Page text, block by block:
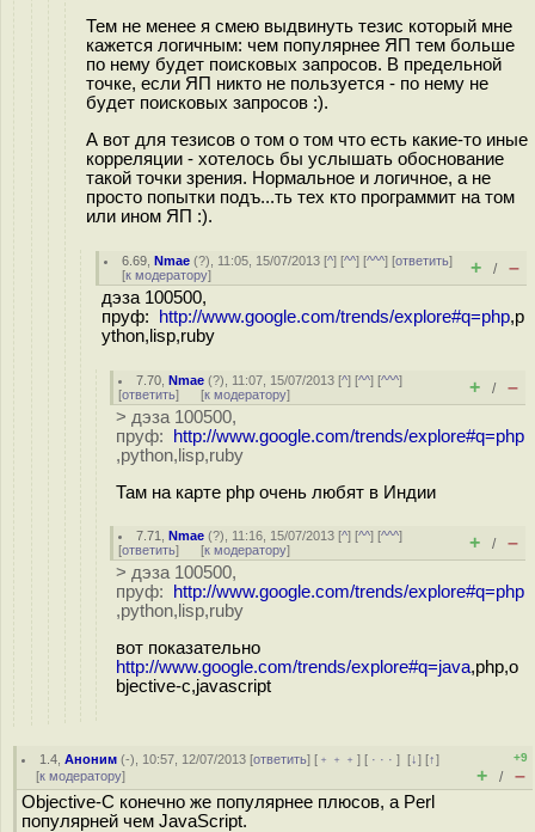
Тем не менее я смею выдвинуть тезис который мне
кажется логичным: чем популярнее ЯП тем больше
по нему будет поисковых запросов. В предельной
точке, если ЯП никто не пользуется - по нему не
будет поисковых запросов :).
А вот для тезисов о том о том что есть какие-то иные
корреляции - хотелось бы услышать обоснование
такой точки зрения. Нормальное и логичное, а не
просто попытки подъ...ть тех кто программит на том
или ином ЯП :).
6.69 ,Nmae (?), 11:05, 15/07/2013 [^] [^^] [^^^] [ответить]
[к модератору] + / –
дэза 100500,
пруф:
http://www.google.com/trends/explore#q=php,p
ython,lisp,ruby
7.70 ,Nmae (?), 11:07, 15/07/2013 [^] [^^] [^^^]
[ответить] [к модератору] + / –
> дэза 100500,
пруф:
http://www.google.com/trends/explore#q=php
,python,lisp,ruby
Там на карте php очень любят в Индии
7.71 ,Nmae (?), 11:16, 15/07/2013 [^] [^^] [^^^]
[ответить] [к модератору] + / –
> дэза 100500,
пруф:
http://www.google.com/trends/explore#q=php
,python,lisp,ruby
вот показательно
http://www.google.com/trends/explore#q=java,php,o
bjective-c,javascript
1.4 ,Аноним (-), 10:57, 12/07/2013 [ответить] [ ﹢﹢﹢] [ · · ·][↓] [↑]
[к модератору]
+9
+ / –
Objective-C конечно же популярнее плюсов, а Perl
популярней чем JavaScript.